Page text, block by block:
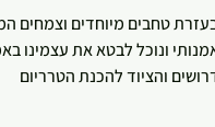
טחבים מיוחדים וצמחים
ונוכל לבטא את עצמינו
והציוד להכנת הטרריום